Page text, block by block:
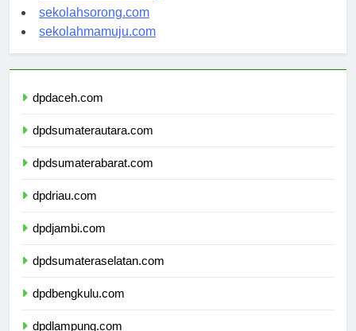
sekolahindonesia.org
sekolahsorong.com